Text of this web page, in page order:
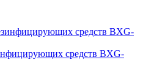
средств BXG-